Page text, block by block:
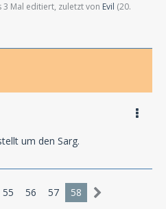
Mal editiert, zuletzt von Evil (20.
um den Sarg.
55 56 57 58